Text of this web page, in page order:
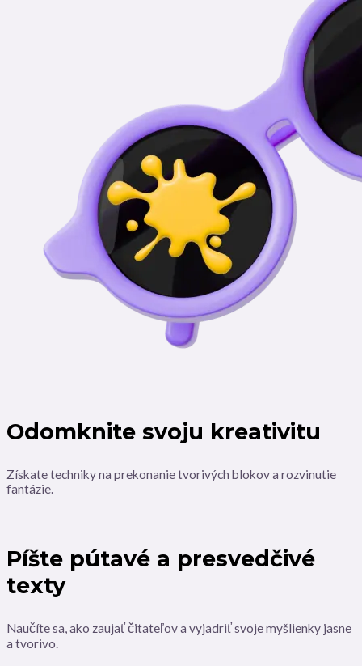
Odomknite svoju kreativitu
Získate techniky na prekonanie tvorivých blokov a rozvinutie
fantázie.
Píšte pútavé a presvedčivé
texty
Naučíte sa, ako zaujať čitateľov a vyjadriť svoje myšlienky jasne
a tvorivo.